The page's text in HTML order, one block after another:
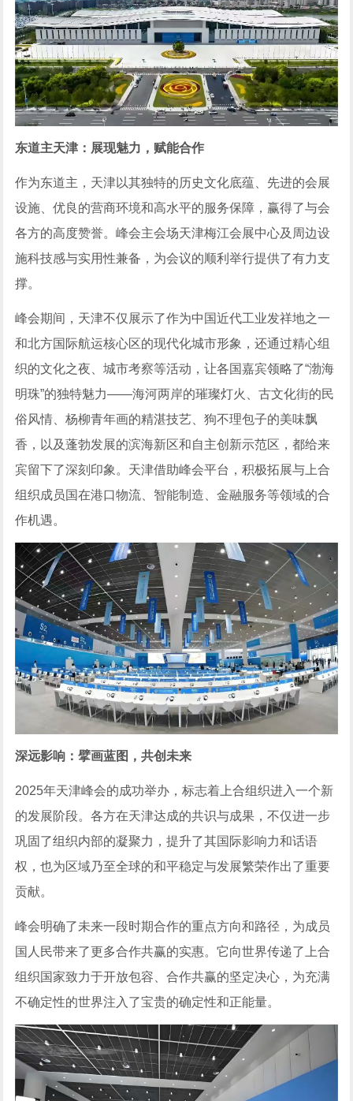
东道主天津：展现魅力，赋能合作
作为东道主，天津以其独特的历史文化底蕴、先进的会展
设施、优良的营商环境和高水平的服务保障，赢得了与会
各方的高度赞誉。峰会主会场天津梅江会展中心及周边设
施科技感与实用性兼备，为会议的顺利举行提供了有力支
撑。
峰会期间，天津不仅展示了作为中国近代工业发祥地之一
和北方国际航运核心区的现代化城市形象，还通过精心组
织的文化之夜、城市考察等活动，让各国嘉宾领略了“渤海
明珠”的独特魅力——海河两岸的璀璨灯火、古文化街的民
俗风情、杨柳青年画的精湛技艺、狗不理包子的美味飘
香，以及蓬勃发展的滨海新区和自主创新示范区，都给来
宾留下了深刻印象。天津借助峰会平台，积极拓展与上合
组织成员国在港口物流、智能制造、金融服务等领域的合
作机遇。
深远影响：擘画蓝图，共创未来
2025年天津峰会的成功举办，标志着上合组织进入一个新
的发展阶段。各方在天津达成的共识与成果，不仅进一步
巩固了组织内部的凝聚力，提升了其国际影响力和话语
权，也为区域乃至全球的和平稳定与发展繁荣作出了重要
贡献。
峰会明确了未来一段时期合作的重点方向和路径，为成员
国人民带来了更多合作共赢的实惠。它向世界传递了上合
组织国家致力于开放包容、合作共赢的坚定决心，为充满
不确定性的世界注入了宝贵的确定性和正能量。